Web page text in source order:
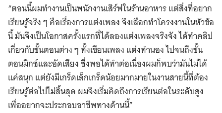
“ตอนนี้ผมทำงานเป็นพนักงานเสิร์ฟในร้านอาหาร แต่สิ่งที่อยาก
เรียนรู้จริง ๆ คือเรื่องการแต่งเพลง จึงเลือกทำโครงงานในหัวข้อ
นี้ มันจึงเป็นโอกาสครั้งแรกที่ได้ลองแต่งเพลงจริงจัง ได้ทำคลิป
เกี่ยวกับขั้นตอนต่าง ๆ ทั้งเขียนเพลง แต่งทำนอง ไปจนถึงขั้น
ตอนมิกซ์และอัดเสียง ซึ่งพอได้ทำต่อเนื่องผมก็พบว่ามันไม่ได้
แค่สนุก แต่ยังมีเกร็ดเล็กเกร็ดน้อยมากมายในงานสายนี้ที่ต้อง
เรียนรู้ต่อไปไม่สิ้นสุด ผมจึงเริ่มคิดถึงการเรียนต่อในระดับสูง
เพื่ออยากจะประกอบอาชีพทางด้านนี้”